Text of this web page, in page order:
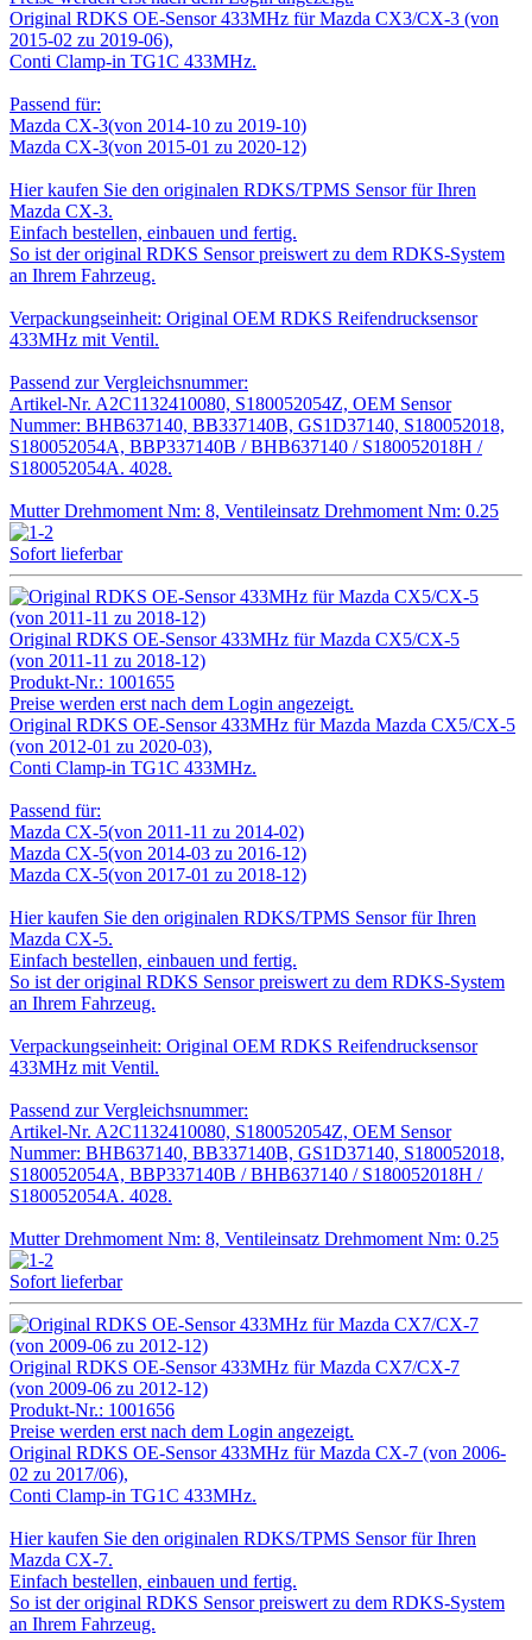
Original RDKS OE-Sensor 433MHz für Mazda CX3/CX-3 (von
2015-02 zu 2019-06),
Conti Clamp-in TG1C 433MHz.
Passend für:
Mazda CX-3(von 2014-10 zu 2019-10)
Mazda CX-3(von 2015-01 zu 2020-12)
Hier kaufen Sie den originalen RDKS/TPMS Sensor für Ihren
Mazda CX-3.
Einfach bestellen, einbauen und fertig.
So ist der original RDKS Sensor preiswert zu dem RDKS-System
an Ihrem Fahrzeug.
Verpackungseinheit: Original OEM RDKS Reifendrucksensor
433MHz mit Ventil.
Passend zur Vergleichsnummer:
Artikel-Nr. A2C1132410080, S180052054Z, OEM Sensor
Nummer: BHB637140, BB337140B, GS1D37140, S180052018,
S180052054A, BBP337140B / BHB637140 / S180052018H /
S180052054A. 4028.
Mutter Drehmoment Nm: 8, Ventileinsatz Drehmoment Nm: 0.25
Sofort lieferbar
Original RDKS OE-Sensor 433MHz für Mazda CX5/CX-5
(von 2011-11 zu 2018-12)
Produkt-Nr.: 1001655
Preise werden erst nach dem Login angezeigt.
Original RDKS OE-Sensor 433MHz für Mazda Mazda CX5/CX-5
(von 2012-01 zu 2020-03),
Conti Clamp-in TG1C 433MHz.
Passend für:
Mazda CX-5(von 2011-11 zu 2014-02)
Mazda CX-5(von 2014-03 zu 2016-12)
Mazda CX-5(von 2017-01 zu 2018-12)
Hier kaufen Sie den originalen RDKS/TPMS Sensor für Ihren
Mazda CX-5.
Einfach bestellen, einbauen und fertig.
So ist der original RDKS Sensor preiswert zu dem RDKS-System
an Ihrem Fahrzeug.
Verpackungseinheit: Original OEM RDKS Reifendrucksensor
433MHz mit Ventil.
Passend zur Vergleichsnummer:
Artikel-Nr. A2C1132410080, S180052054Z, OEM Sensor
Nummer: BHB637140, BB337140B, GS1D37140, S180052018,
S180052054A, BBP337140B / BHB637140 / S180052018H /
S180052054A. 4028.
Mutter Drehmoment Nm: 8, Ventileinsatz Drehmoment Nm: 0.25
Sofort lieferbar
Original RDKS OE-Sensor 433MHz für Mazda CX7/CX-7
(von 2009-06 zu 2012-12)
Produkt-Nr.: 1001656
Preise werden erst nach dem Login angezeigt.
Original RDKS OE-Sensor 433MHz für Mazda CX-7 (von 2006-
02 zu 2017/06),
Conti Clamp-in TG1C 433MHz.
Hier kaufen Sie den originalen RDKS/TPMS Sensor für Ihren
Mazda CX-7.
Einfach bestellen, einbauen und fertig.
So ist der original RDKS Sensor preiswert zu dem RDKS-System
an Ihrem Fahrzeug.